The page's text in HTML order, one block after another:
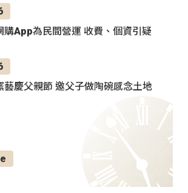
購App為民間營運 收費、個資引疑
藝慶父親節 邀父子做陶碗感念土地